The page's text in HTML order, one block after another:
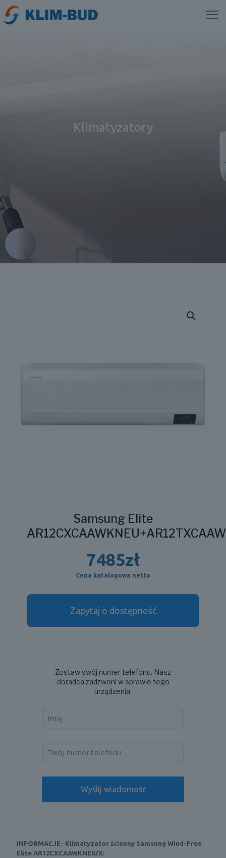
Klimatyzatory
Samsung Elite
7485zł
Cena katalogowa netto
Zapytaj o dostępność
Zostaw swój numer telefonu. Nasz
doradca zadzwoni w sprawie tego
urządzenia.
INFORMACJE- Klimatyzator ścienny Samsung Wind-Free
Elite AR12CXCAAWKNEU/X: